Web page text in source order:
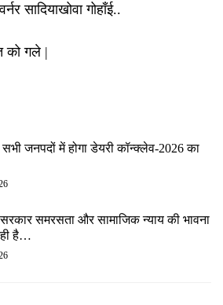
सादियाखोवा गोहाँई..
को गले |
जनपदों में होगा डेयरी कॉन्क्लेव-2026 का
सरकार समरसता और सामाजिक न्याय की भावना
है…